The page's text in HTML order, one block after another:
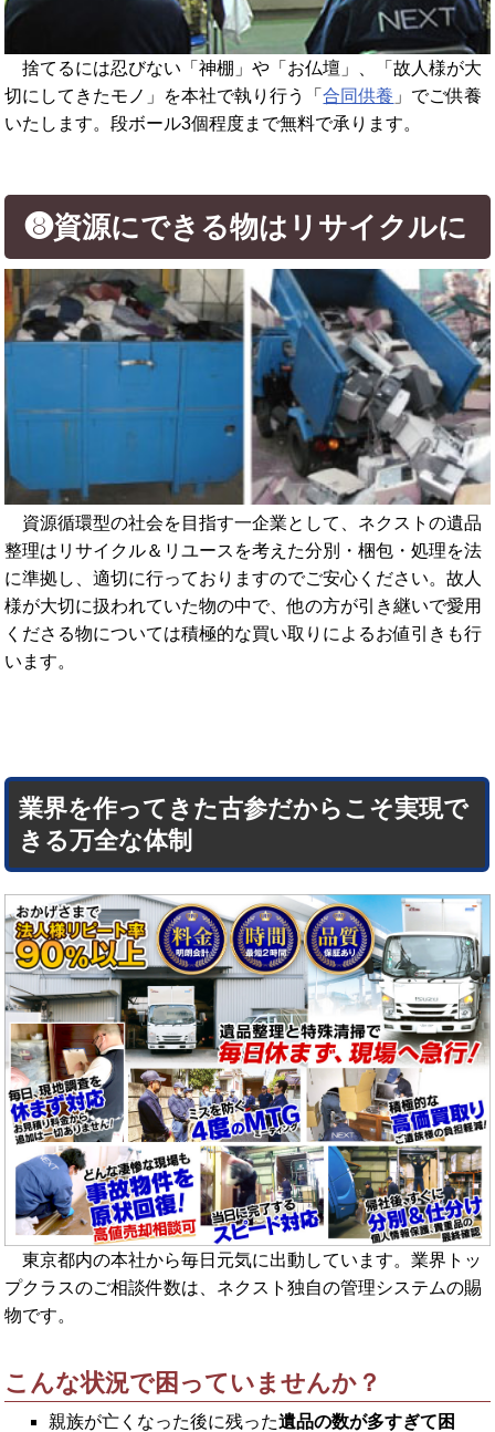
捨てるには忍びない「神棚」や「お仏壇」、「故人様が大
切にしてきたモノ」を本社で執り行う「合同供養 」でご供養
いたします。段ボール3個程度まで無料で承ります。
❽資源にできる物はリサイクルに
資源循環型の社会を目指す一企業として、ネクストの遺品
整理はリサイクル＆リユースを考えた分別・梱包・処理を法
に準拠し、適切に行っておりますのでご安心ください。故人
様が大切に扱われていた物の中で、他の方が引き継いで愛用
くださる物については積極的な買い取りによるお値引きも行
います。
業界を作ってきた古参だからこそ実現で
きる万全な体制
東京都内の本社から毎日元気に出動しています。業界トッ
プクラスのご相談件数は、ネクスト独自の管理システムの賜
物です。
こんな状況で困っていませんか？
親族が亡くなった後に残った遺品の数が多すぎて困